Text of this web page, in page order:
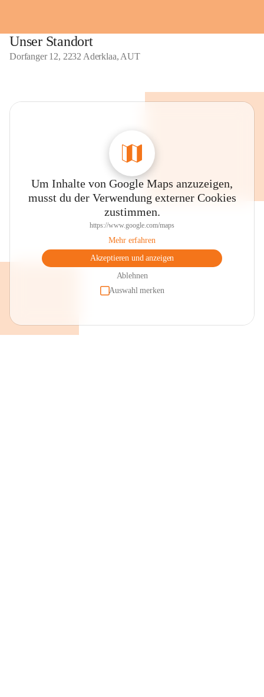
Unser Standort
Dorfanger 12, 2232 Aderklaa, AUT
Um Inhalte von Google Maps anzuzeigen,
musst du der Verwendung externer Cookies
zustimmen.
https://www.google.com/maps
Mehr erfahren
Akzeptieren und anzeigen
Ablehnen
Auswahl merken